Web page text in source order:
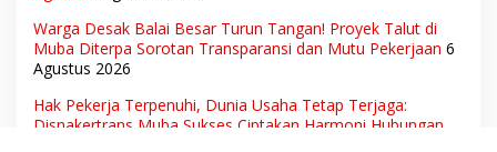
Warga Desak Balai Besar Turun Tangan! Proyek Talut di
Muba Diterpa Sorotan Transparansi dan Mutu Pekerjaan 6
Agustus 2026
Hak Pekerja Terpenuhi, Dunia Usaha Tetap Terjaga:
Disnakertrans Muba Sukses Ciptakan Harmoni Hubungan